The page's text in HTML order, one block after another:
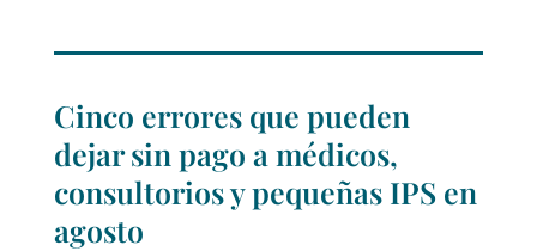
Cinco errores que pueden
dejar sin pago a médicos,
consultorios y pequeñas IPS en
agosto